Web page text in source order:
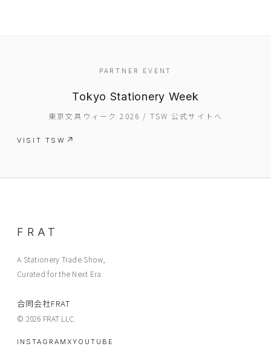
CONTACT
PARTNER EVENT
Tokyo Stationery Week
東京文具ウィーク 2026 / TSW 公式サイトへ
VISIT TSW
FRAT
A Stationery Trade Show,
Curated for the Next Era.
合同会社FRAT
© 2026 FRAT LLC.
INSTAGRAM XYOUTUBE